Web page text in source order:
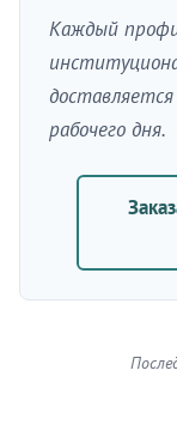
Каждый
рабочего дня.